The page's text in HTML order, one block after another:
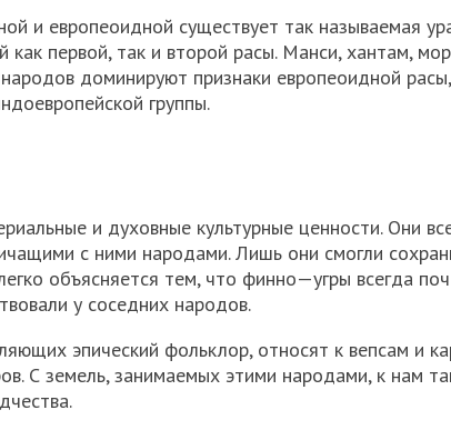
и европеоидной существует так называемая
как первой, так и второй расы. Манси, хантам,
доминируют признаки европеоидной
группы.
и духовные культурные ценности. Они
с ними народами. Лишь они смогли
объясняется тем, что финно—угры всегда
у соседних народов.
эпический фольклор, относят к вепсам и
. С земель, занимаемых этими народами, к нам